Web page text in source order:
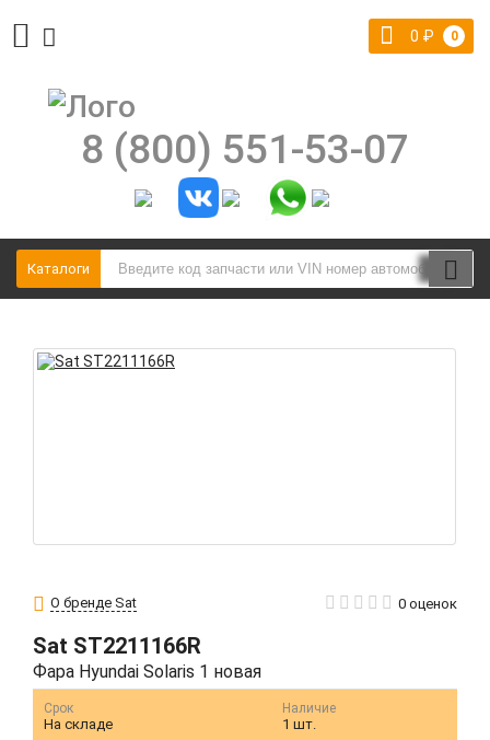
0 ₽ 0
8 (800) 551-53-07
Каталоги
О бренде Sat 0 оценок
Sat ST2211166R
Фара Hyundai Solaris 1 новая
Срок
На складе
Наличие
1 шт.